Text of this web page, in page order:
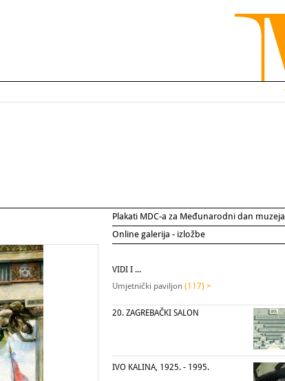
Plakati MDC-a za Međunarodni dan muzeja
Online galerija - izložbe
VIDI I ...
Umjetnički paviljon (117) >
20. ZAGREBAČKI SALON
IVO KALINA, 1925. - 1995.